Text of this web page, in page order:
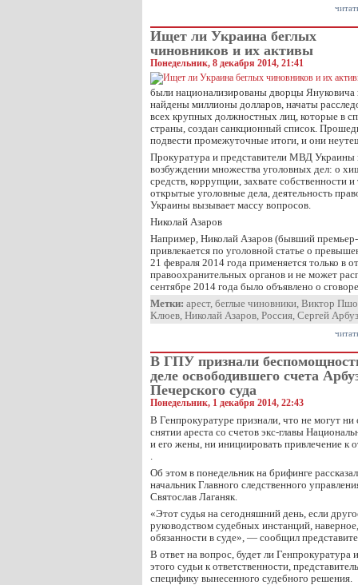
Ищет ли Украина беглых
чиновников и их активы
Понедельник, 8 декабря 2014, 21:41
были национализированы дворцы
найдены миллионы долларов, начаты
всех крупных должностных лиц, которые в
страны, создан санкционный список.
подвести промежуточные итоги, и они
Прокуратура и представители МВД Украины
возбуждении множества уголовных дел: о
средств, коррупции, захвате собственности
открытые уголовные дела, деятельность
Украины вызывает массу вопросов.
Николай Азаров
Например, Николай Азаров (бывший
привлекается по уголовной статье о
21 февраля 2014 года применяется только в
правоохранительных органов и не может
сентябре 2014 года было объявлено о
Метки: арест, беглые чиновники, Виктор
Клюев, Николай Азаров, Россия, Сергей
В ГПУ признали
деле освободившего счета
Печерского суда
Понедельник, 1 декабря 2014, 22:43
В Генпрокуратуре признали, что не могут
снятии ареста со счетов экс-главы
и его жены, ни инициировать привлечение к
.
Об этом в понедельник на брифинге
начальник Главного следственного
Святослав Лаганяк.
«Этот судья на сегодняшний день, если
руководством судебных инстанций,
обязанности в суде», — сообщил
В ответ на вопрос, будет ли Генпрокуратура
этого судьи к ответственности,
специфику вынесенного судебного решения.